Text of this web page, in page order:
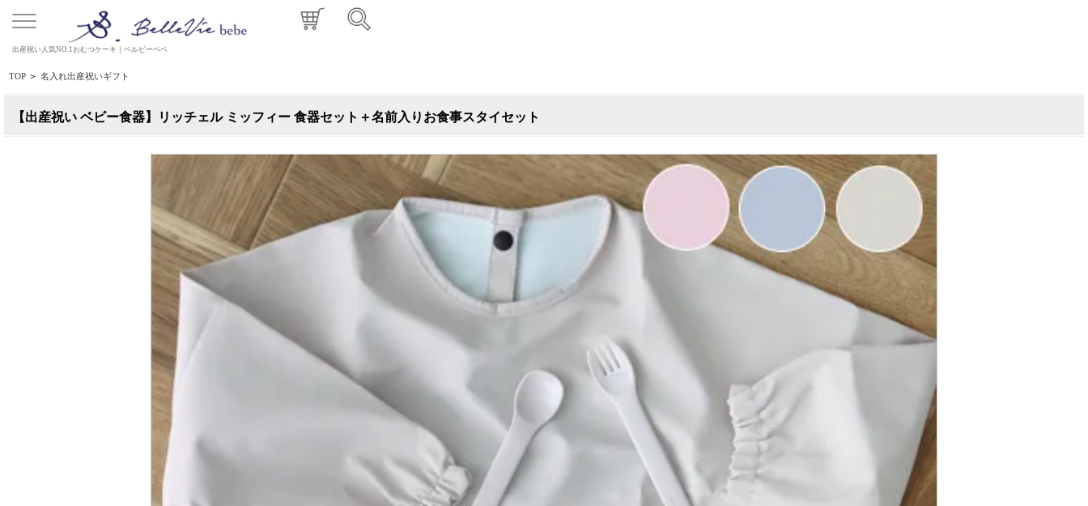
出産祝い人気NO.1おむつケーキ｜ベルビーベベ
TOP > 名入れ出産祝いギフト
【出産祝い ベビー食器】リッチェル ミッフィー 食器セット＋名前入りお食事スタイセット